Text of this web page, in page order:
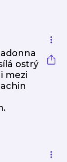
ostrý
mezi